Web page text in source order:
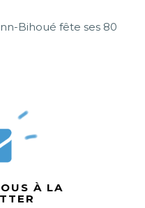
Bihoué fête ses 80
À LA